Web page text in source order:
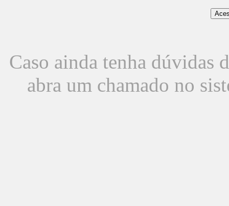
Caso ainda tenha dúvidas
abra um chamado no